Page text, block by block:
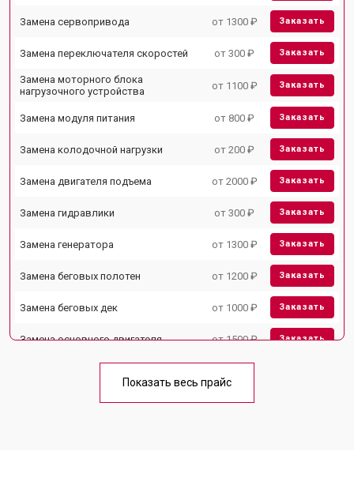
Замена сервопривода от 1300 ₽ Заказать
Замена переключателя скоростей от 300 ₽ Заказать
Замена моторного блока
нагрузочного устройства
от 1100 ₽ Заказать
Замена модуля питания от 800 ₽ Заказать
Замена колодочной нагрузки от 200 ₽ Заказать
Замена двигателя подъема от 2000 ₽ Заказать
Замена гидравлики от 300 ₽ Заказать
Замена генератора от 1300 ₽ Заказать
Замена беговых полотен от 1200 ₽ Заказать
Замена беговых дек от 1000 ₽ Заказать
Замена основного двигателя от 1500 ₽ Заказать
Замена платы управления от 800 ₽
Показать весь прайс